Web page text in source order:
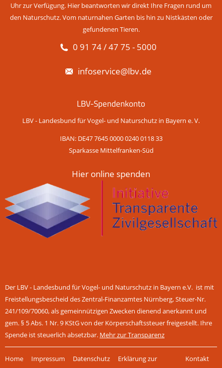
Uhr zur Verfügung. Hier beantworten wir direkt Ihre Fragen rund um
den Naturschutz. Vom naturnahen Garten bis hin zu Nistkästen oder
gefundenen Tieren.
0 91 74 / 47 75 - 5000
infoservice@lbv.de
LBV-Spendenkonto
LBV - Landesbund für Vogel- und Naturschutz in Bayern e. V.
IBAN: DE47 7645 0000 0240 0118 33
Sparkasse Mittelfranken-Süd
Hier online spenden
Der LBV - Landesbund für Vogel- und Naturschutz in Bayern e.V. ist mit
Freistellungsbescheid des Zentral-Finanzamtes Nürnberg, Steuer-Nr.
241/109/70060, als gemeinnützigen Zwecken dienend anerkannt und
gem. § 5 Abs. 1 Nr. 9 KStG von der Körperschaftssteuer freigestellt. Ihre
Spende ist steuerlich absetzbar. Mehr zur Transparenz
überspringen
Home Impressum Datenschutz
Erklärung zur
Kontakt